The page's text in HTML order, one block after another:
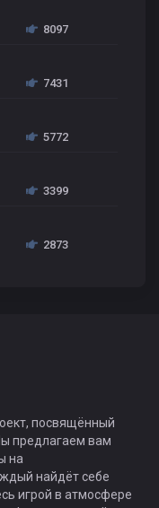
8097
7431
5772
3399
2873
посвящённый
предлагаем вам
на
найдёт себе
игрой в атмосфере